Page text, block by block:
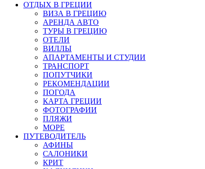
ОТДЫХ В ГРЕЦИИ
ВИЗА В ГРЕЦИЮ
АРЕНДА АВТО
ТУРЫ В ГРЕЦИЮ
ОТЕЛИ
ВИЛЛЫ
АПАРТАМЕНТЫ И СТУДИИ
ТРАНСПОРТ
ПОПУТЧИКИ
РЕКОМЕНДАЦИИ
ПОГОДА
КАРТА ГРЕЦИИ
ФОТОГРАФИИ
ПЛЯЖИ
МОРЕ
ПУТЕВОДИТЕЛЬ
АФИНЫ
САЛОНИКИ
КРИТ